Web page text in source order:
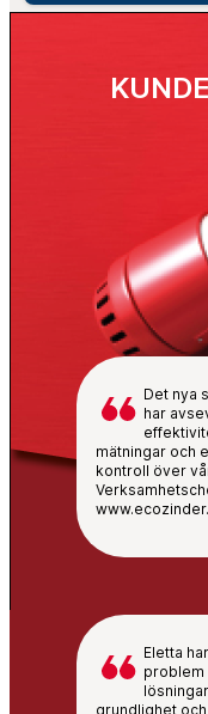
Det nya
har
mätningar och
kontroll över
Eletta
problem
grundlighet